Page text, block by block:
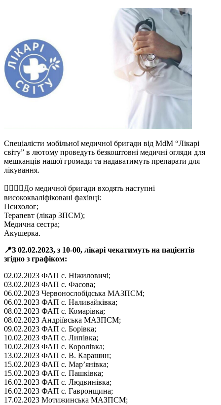
Спеціалісти мобільної медичної бригади від МdM “Лікарі
світу” в лютому проведуть безкоштовні медичні огляди для
мешканців нашої громади та надаватимуть препарати для
лікування.
🧑‍⚕👨‍⚕До медичної бригади входять наступні
висококваліфіковані фахівці:
Психолог;
Терапевт (лікар ЗПСМ);
Медична сестра;
Акушерка.
📍З 02.02.2023, з 10-00, лікарі чекатимуть на пацієнтів
згідно з графіком:
02.02.2023 ФАП с. Ніжиловичі;
03.02.2023 ФАП с. Фасова;
06.02.2023 Червонослобідська МАЗПСМ;
06.02.2023 ФАП с. Наливайківка;
08.02.2023 ФАП с. Комарівка;
08.02.2023 Андріївська МАЗПСМ;
09.02.2023 ФАП с. Борівка;
10.02.2023 ФАП с. Липівка;
10.02.2023 ФАП с. Королівка;
13.02.2023 ФАП с. В. Карашин;
15.02.2023 ФАП с. Мар’янівка;
15.02.2023 ФАП с. Пашківка;
16.02.2023 ФАП с. Людвинівка;
16.02.2023 ФАП с. Гавронщина;
17.02.2023 Мотижинська МАЗПСМ;